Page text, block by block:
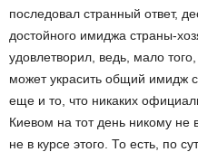
последовал странный ответ,
достойного имиджа страны-
удовлетворил, ведь, мало
может украсить общий имидж
еще и то, что никаких
Киевом на тот день никому не
не в курсе этого. То есть, по